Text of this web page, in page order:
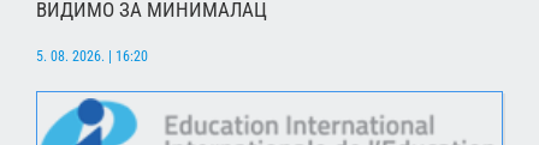
ВИДИМО ЗА МИНИМАЛАЦ
5. 08. 2026. | 16:20